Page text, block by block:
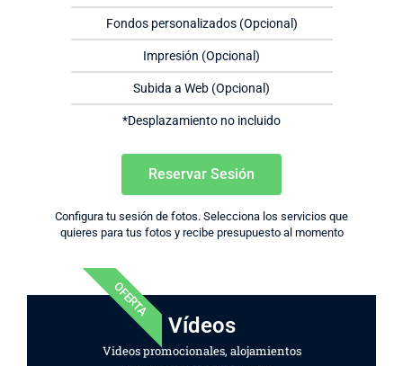
Fondos personalizados (Opcional)
Impresión (Opcional)
Subida a Web (Opcional)
*Desplazamiento no incluido
Reservar Sesión
Configura tu sesión de fotos. Selecciona los servicios que
quieres para tus fotos y recibe presupuesto al momento
OFERTA
Vídeos
Videos promocionales, alojamientos